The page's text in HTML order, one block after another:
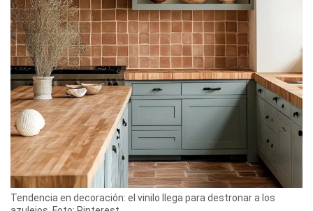
Tendencia en decoración: el vinilo llega para destronar a los